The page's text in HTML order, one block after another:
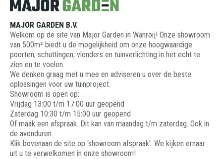
MAJOR GARDEN B.V.
Welkom op de site van Major Garden in Wanroij! Onze showroom
van 500m² biedt u de mogelijkheid om onze hoogwaardige
poorten, schuttingen, vlonders en tuinverlichting in het echt te
zien en te voelen.
We denken graag met u mee en adviseren u over de beste
oplossingen voor uw tuinproject.
Showroom is open op:
Vrijdag 13:00 t/m 17:00 uur geopend
Zaterdag 10:30 t/m 15:00 uur geopend
Of maak een afspraak. Dit kan van maandag t/m zaterdag. Ook in
de avonduren.
Klik bovenaan de site op ‘showroom afspraak’. We kijken ernaar
uit u te verwelkomen in onze showroom!